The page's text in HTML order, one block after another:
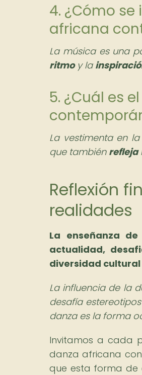
4. ¿Cómo
africana
La música es una
ritmoy la
5. ¿Cuál es
La vestimenta en
que también refleja
Reflexión
realidades
La enseñanza
actualidad,
diversidad
La influencia de la
desafía
danza es la forma
Invitamos a cada
danza africana
que esta forma de